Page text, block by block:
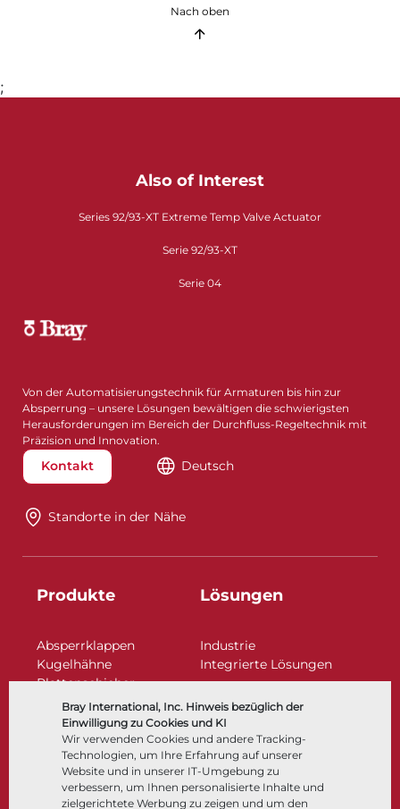
Bray International, Inc. Hinweis bezüglich der
Einwilligung zu Cookies und KI
Wir verwenden Cookies und andere Tracking-
Technologien, um Ihre Erfahrung auf unserer
Website und in unserer IT-Umgebung zu
verbessern, um Ihnen personalisierte Inhalte und
zielgerichtete Werbung zu zeigen und um den
Nach oben
;
Also of Interest
Series 92/93-XT Extreme Temp Valve Actuator
Serie 92/93-XT
Serie 04
Von der Automatisierungstechnik für Armaturen bis hin zur
Absperrung – unsere Lösungen bewältigen die schwierigsten
Herausforderungen im Bereich der Durchfluss-Regeltechnik mit
Präzision und Innovation.
Kontakt Deutsch
Standorte in der Nähe​​​​​​​
Produkte
Absperrklappen
Kugelhähne
Plattenschieber
Regelarmaturen
Rückschlagklappen
Antriebe | Betätigungen
Steuer- und Regeltechnik
Tieftemperatur​​​​​​​
Lösungen
Industrie
Integrierte Lösungen
Unternehmen Dokumentation